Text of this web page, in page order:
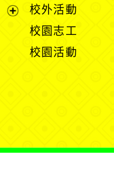
選
展
開
校外活動
校園志工
校園活動